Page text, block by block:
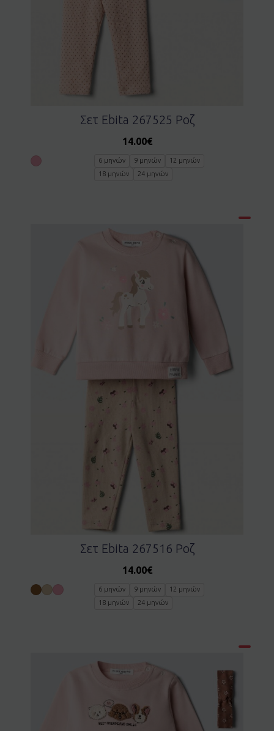
Σετ Ebita 267525 Ροζ
14.00€
6 μηνών 9 μηνών
12 μηνών
18 μηνών
24 μηνών
Σετ Ebita 267516 Ροζ
14.00€
6 μηνών 9 μηνών
12 μηνών
18 μηνών
24 μηνών